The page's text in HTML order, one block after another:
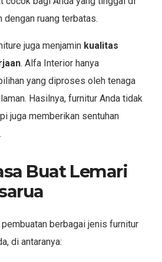
dengan ruang terbatas.
juga menjamin kualitas
. Alfa Interior hanya
yang diproses oleh tenaga
Hasilnya, furnitur Anda tidak
juga memberikan sentuhan
Buat Lemari
berbagai jenis furnitur
di antaranya: